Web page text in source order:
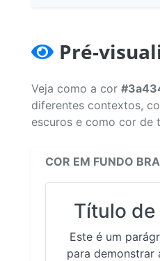
Pré-
Veja como a cor
diferentes contextos,
escuros e como cor de
COR EM FUNDO
Título de
Este é um
para demonstrar